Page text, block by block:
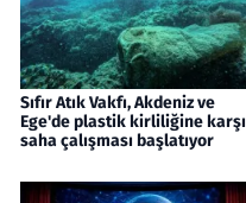
Sıfır Atık Vakfı, Akdeniz ve
Ege'de plastik kirliliğine karşı
saha çalışması başlatıyor